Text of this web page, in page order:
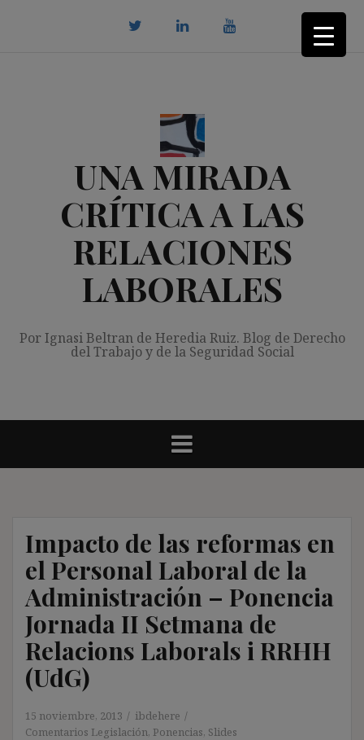
UNA MIRADA
CRÍTICA A LAS
RELACIONES
LABORALES
Por Ignasi Beltran de Heredia Ruiz. Blog de Derecho
del Trabajo y de la Seguridad Social
Impacto de las reformas en
el Personal Laboral de la
Administración – Ponencia
Jornada II Setmana de
Relacions Laborals i RRHH
(UdG)
15 noviembre, 2013
ibdehere
Comentarios Legislación, Ponencias, Slides